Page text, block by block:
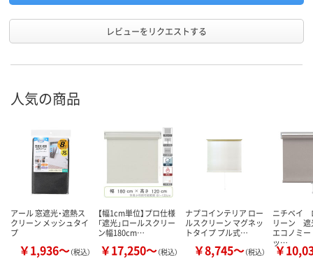
レビューをリクエストする
人気の商品
アール 窓遮光・遮熱ス
クリーン メッシュタイ
プ
￥1,936～（税込）
【幅1cm単位】プロ仕様
「遮光」ロールスクリー
ン幅180cm…
￥17,250～（税込）
ナプコインテリア ロー
ルスクリーン マグネッ
トタイプ プル式…
￥8,745～（税込）
ニチベイ
リーン 遮
エコノミ
ッ…
￥